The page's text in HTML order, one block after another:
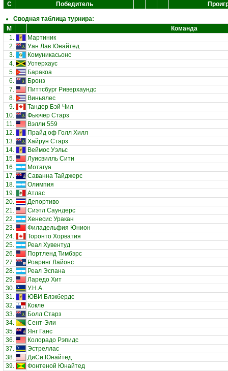
С Победитель
Сводная таблица турнира:
М
Команда
1.
Мартиник
2.
Уан Лав Юнайтед
3.
Комуникасьонс
4.
Уотерхаус
5.
Баракоа
6.
Бронз
7.
Питтсбург Риверхаундс
8.
Виньялес
9.
Тандер Бэй Чил
10.
Фьючер Старз
11.
Вэлли 559
12.
Прайд оф Голл Хилл
13.
Хайрун Старз
14.
Веймос Уэльс
15.
Луисвилль Сити
16.
Мотагуа
17.
Саванна Тайджерс
18.
Олимпия
19.
Атлас
20.
Депортиво
21.
Сиэтл Саундерс
22.
Хенесис Уракан
23.
Филадельфия Юнион
24.
Торонто Хорватия
25.
Реал Хувентуд
26.
Портленд Тимбэрс
27.
Роаринг Лайонс
28.
Реал Эспана
29.
Ларедо Хит
30.
У.Н.А.
31.
ЮВИ Блэкбердс
32.
Кокле
33.
Болл Старз
34.
Сент-Эли
35.
Янг Ганс
36.
Колорадо Рэпидс
37.
Эстреллас
38.
ДиСи Юнайтед
39.
Фонтеной Юнайтед